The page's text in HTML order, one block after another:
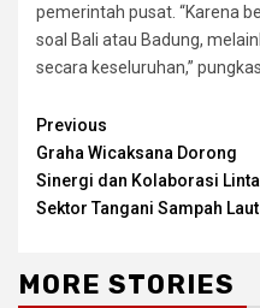
pemerintah pusat. “Karena
soal Bali atau Badung,
secara keseluruhan,”
Continue
Reading
Previous
Graha Wicaksana Dorong
Sinergi dan Kolaborasi
Sektor Tangani Sampah Laut
MORE STORIES